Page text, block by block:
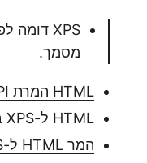
מסמך.
HTML המרת API
HTML ל-XPS ב-C#
המר HTML ל-XPS באמצעות cURL